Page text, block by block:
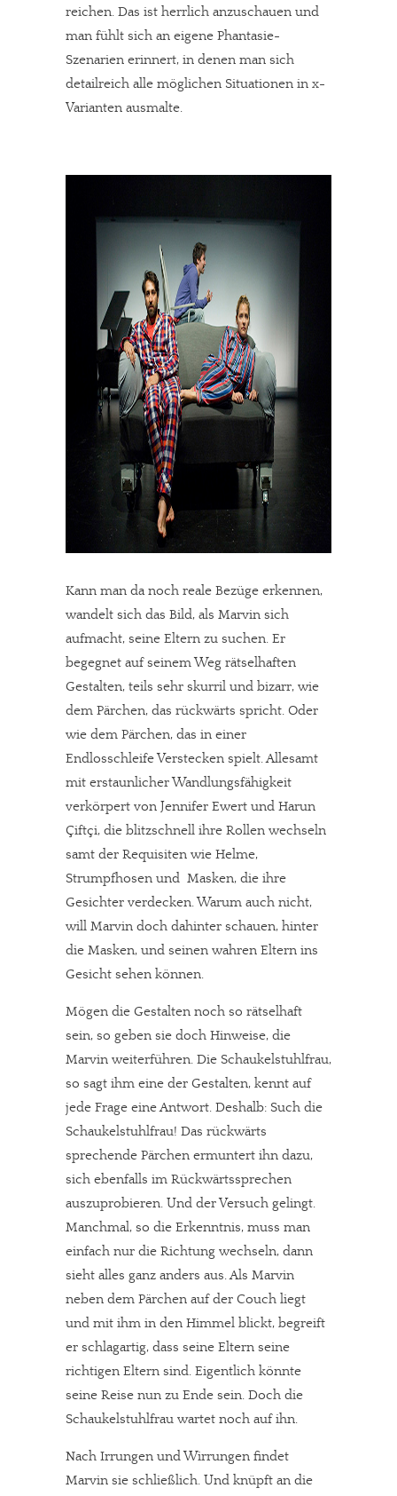
reichen. Das ist herrlich anzuschauen und
man fühlt sich an eigene Phantasie-
Szenarien erinnert, in denen man sich
detailreich alle möglichen Situationen in x-
Varianten ausmalte.
Kann man da noch reale Bezüge erkennen,
wandelt sich das Bild, als Marvin sich
aufmacht, seine Eltern zu suchen. Er
begegnet auf seinem Weg rätselhaften
Gestalten, teils sehr skurril und bizarr, wie
dem Pärchen, das rückwärts spricht. Oder
wie dem Pärchen, das in einer
Endlosschleife Verstecken spielt. Allesamt
mit erstaunlicher Wandlungsfähigkeit
verkörpert von Jennifer Ewert und Harun
Çiftçi, die blitzschnell ihre Rollen wechseln
samt der Requisiten wie Helme,
Strumpfhosen und Masken, die ihre
Gesichter verdecken. Warum auch nicht,
will Marvin doch dahinter schauen, hinter
die Masken, und seinen wahren Eltern ins
Gesicht sehen können.
Mögen die Gestalten noch so rätselhaft
sein, so geben sie doch Hinweise, die
Marvin weiterführen. Die Schaukelstuhlfrau,
so sagt ihm eine der Gestalten, kennt auf
jede Frage eine Antwort. Deshalb: Such die
Schaukelstuhlfrau! Das rückwärts
sprechende Pärchen ermuntert ihn dazu,
sich ebenfalls im Rückwärtssprechen
auszuprobieren. Und der Versuch gelingt.
Manchmal, so die Erkenntnis, muss man
einfach nur die Richtung wechseln, dann
sieht alles ganz anders aus. Als Marvin
neben dem Pärchen auf der Couch liegt
und mit ihm in den Himmel blickt, begreift
er schlagartig, dass seine Eltern seine
richtigen Eltern sind. Eigentlich könnte
seine Reise nun zu Ende sein. Doch die
Schaukelstuhlfrau wartet noch auf ihn.
Nach Irrungen und Wirrungen findet
Marvin sie schließlich. Und knüpft an die